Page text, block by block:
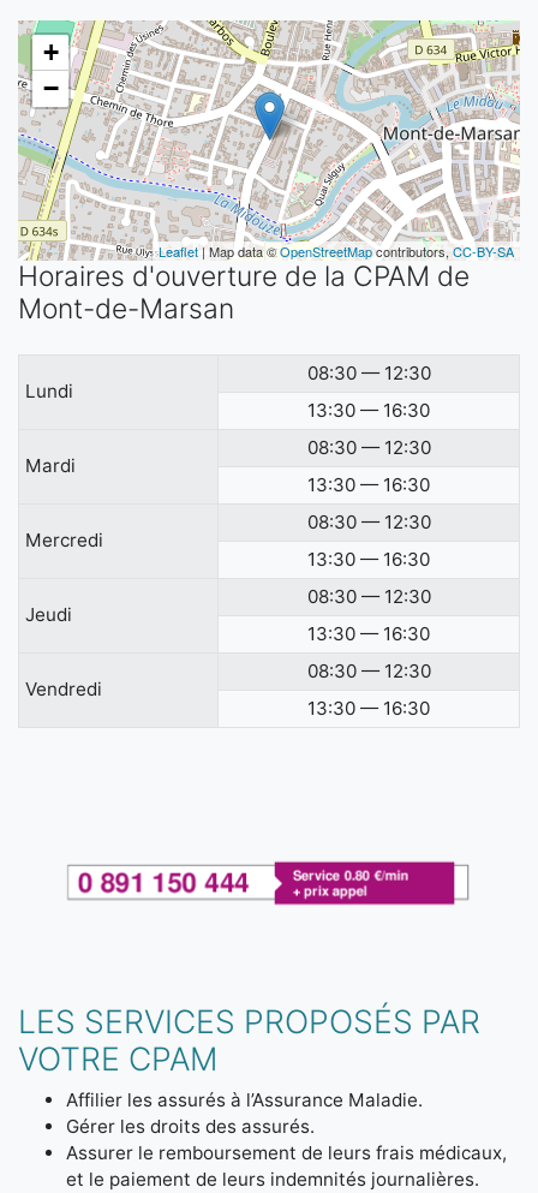
+
−
Leaflet| Map data ©OpenStreetMapcontributors, CC-BY-SA
Horaires d'ouverture de la CPAM de
Mont-de-Marsan
Lundi
08:30 — 12:30
13:30 — 16:30
Mardi
08:30 — 12:30
13:30 — 16:30
Mercredi
08:30 — 12:30
13:30 — 16:30
Jeudi
08:30 — 12:30
13:30 — 16:30
Vendredi
08:30 — 12:30
13:30 — 16:30
LES SERVICES PROPOSÉS PAR
VOTRE CPAM
Affilier les assurés à l’Assurance Maladie.
Gérer les droits des assurés.
Assurer le remboursement de leurs frais médicaux,
et le paiement de leurs indemnités journalières.